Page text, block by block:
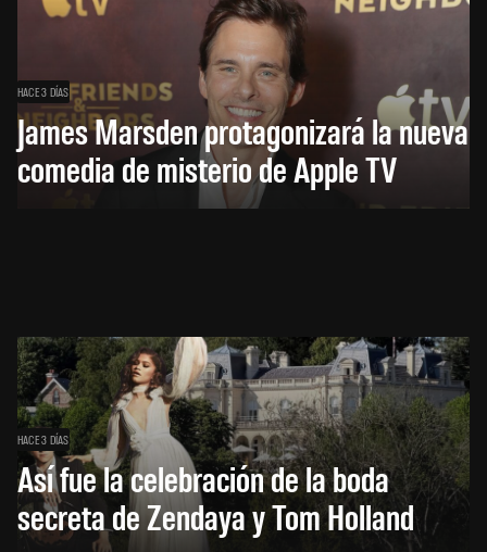
HACE 3 DÍAS
James Marsden protagonizará la nueva
comedia de misterio de Apple TV
HACE 3 DÍAS
Así fue la celebración de la boda
secreta de Zendaya y Tom Holland